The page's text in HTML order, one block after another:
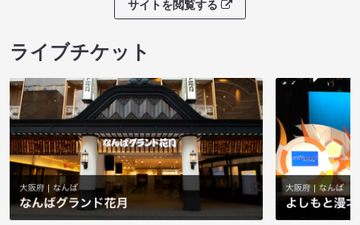
サイトを閲覧する
ライブチケット